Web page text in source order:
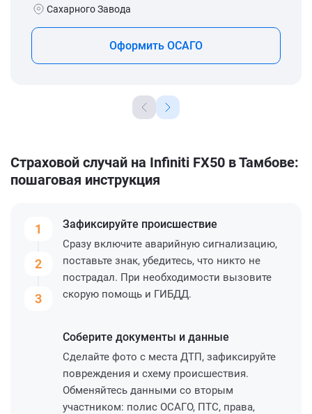
Сахарного Завода
Оформить ОСАГО
Страховой случай на Infiniti FX50 в Тамбове:
пошаговая инструкция
1
2
3
Зафиксируйте происшествие
Сразу включите аварийную сигнализацию,
поставьте знак, убедитесь, что никто не
пострадал. При необходимости вызовите
скорую помощь и ГИБДД.
Соберите документы и данные
Сделайте фото с места ДТП, зафиксируйте
повреждения и схему происшествия.
Обменяйтесь данными со вторым
участником: полис ОСАГО, ПТС, права,